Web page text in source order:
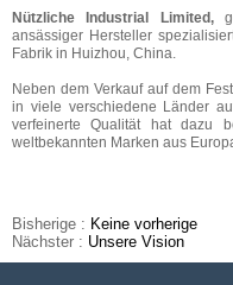
Nützliche Industrial Limited,
ansässiger Hersteller
Fabrik in Huizhou, China.
Neben dem Verkauf auf dem
in viele verschiedene Länder
verfeinerte Qualität hat dazu
weltbekannten Marken aus
Bisherige : Keine vorherige
Nächster : Unsere Vision